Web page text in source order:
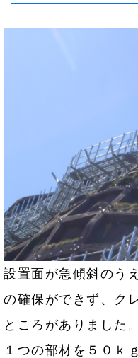
設置面が急傾斜のう
の確保ができず、ク
ところがありました。
１つの部材を５０ｋ